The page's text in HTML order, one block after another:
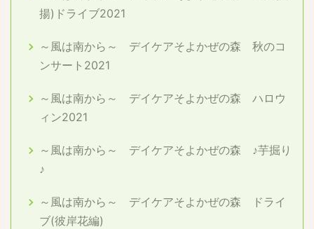
揚)ドライブ2021
～風は南から～ デイケアそよかぜの森 秋のコ
ンサート2021
～風は南から～ デイケアそよかぜの森 ハロウ
ィン2021
～風は南から～ デイケアそよかぜの森 ♪芋掘り
♪
～風は南から～ デイケアそよかぜの森 ドライ
ブ(彼岸花編)